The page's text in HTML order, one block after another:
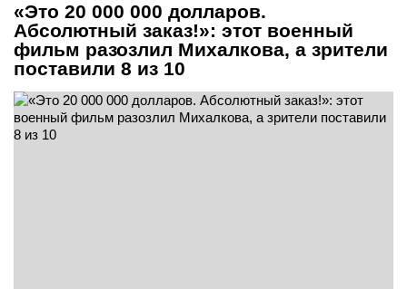
«Это 20 000 000 долларов.
Абсолютный заказ!»: этот военный
фильм разозлил Михалкова, а зрители
поставили 8 из 10